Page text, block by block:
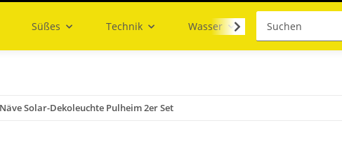
Süßes Technik Wasser
Näve Solar-Dekoleuchte Pulheim 2er Set